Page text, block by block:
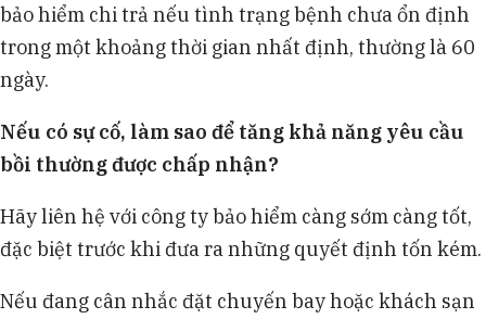
bảo hiểm chi trả nếu tình trạng bệnh chưa ổn định
trong một khoảng thời gian nhất định, thường là 60
ngày.
Nếu có sự cố, làm sao để tăng khả năng yêu cầu
bồi thường được chấp nhận?
Hãy liên hệ với công ty bảo hiểm càng sớm càng tốt,
đặc biệt trước khi đưa ra những quyết định tốn kém.
Nếu đang cân nhắc đặt chuyến bay hoặc khách sạn